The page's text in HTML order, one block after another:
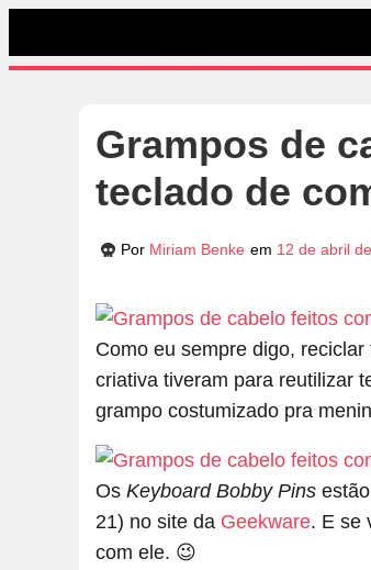
Grampos de
teclado de
Por Miriam Benke em 12 de abril
Como eu sempre digo,
criativa tiveram para reutilizar
grampo costumizado pra
Os Keyboard Bobby Pins
21) no site da Geekware. E se
com ele. 😉